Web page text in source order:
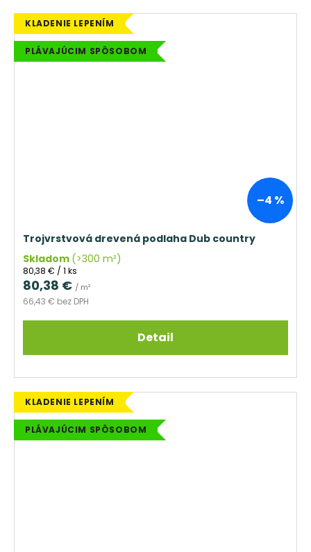
KLADENIE LEPENÍM
PLÁVAJÚCIM SPÔSOBOM
–4 %
Trojvrstvová drevená podlaha Dub country
Skladom (>300 m²)
66,43 € bez DPH
80,38 € / m²
Jednotková
cena:
80,38 € / 1 ks
Detail
KLADENIE LEPENÍM
PLÁVAJÚCIM SPÔSOBOM